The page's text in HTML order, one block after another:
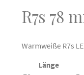
R7s 78
Warmweiße R7s
Länge